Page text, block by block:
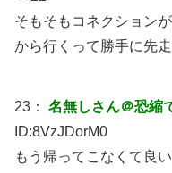
そもそもコネクション
から行くって勝手に先
23： 名無しさん＠恐縮
ID:8VzJDorM0
もう帰ってこなくて良